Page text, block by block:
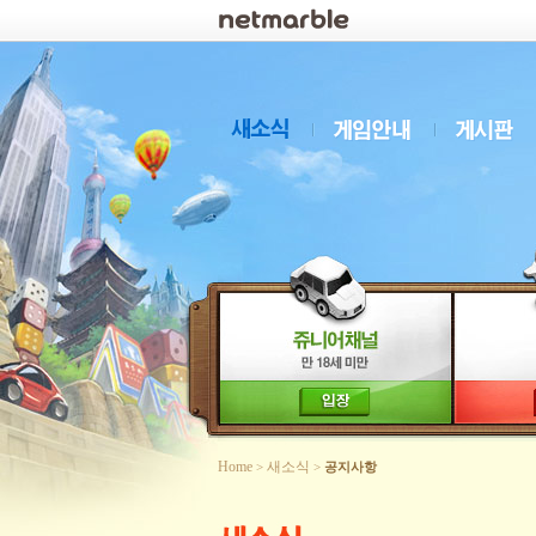
Home > 새소식 > 공지사항